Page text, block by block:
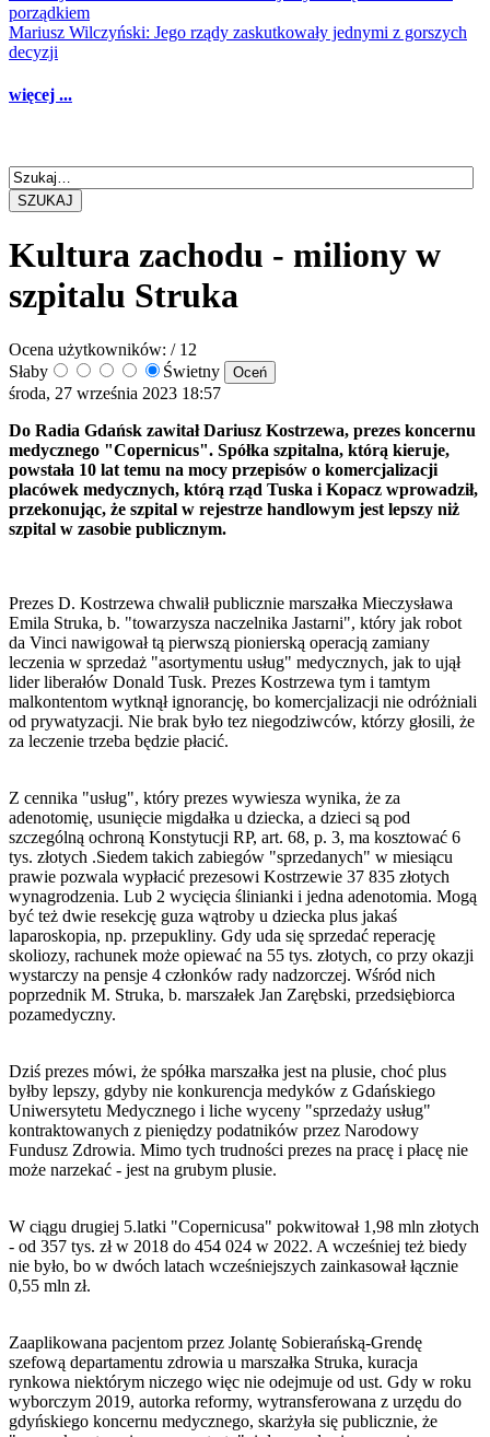
porządkiem
Mariusz Wilczyński: Jego rządy zaskutkowały jednymi z gorszych
decyzji
więcej ...
SZUKAJ
Kultura zachodu - miliony w
szpitalu Struka
Ocena użytkowników: / 12
Słaby
Świetny
środa, 27 września 2023 18:57
Do Radia Gdańsk zawitał Dariusz Kostrzewa, prezes koncernu
medycznego "Copernicus". Spółka szpitalna, którą kieruje,
powstała 10 lat temu na mocy przepisów o komercjalizacji
placówek medycznych, którą rząd Tuska i Kopacz wprowadził,
przekonując, że szpital w rejestrze handlowym jest lepszy niż
szpital w zasobie publicznym.
Prezes D. Kostrzewa chwalił publicznie marszałka Mieczysława
Emila Struka, b. "towarzysza naczelnika Jastarni", który jak robot
da Vinci nawigował tą pierwszą pionierską operacją zamiany
leczenia w sprzedaż "asortymentu usług" medycznych, jak to ujął
lider liberałów Donald Tusk. Prezes Kostrzewa tym i tamtym
malkontentom wytknął ignorancję, bo komercjalizacji nie odróżniali
od prywatyzacji. Nie brak było tez niegodziwców, którzy głosili, że
za leczenie trzeba będzie płacić.
Z cennika "usług", który prezes wywiesza wynika, że za
adenotomię, usunięcie migdałka u dziecka, a dzieci są pod
szczególną ochroną Konstytucji RP, art. 68, p. 3, ma kosztować 6
tys. złotych .Siedem takich zabiegów "sprzedanych" w miesiącu
prawie pozwala wypłacić prezesowi Kostrzewie 37 835 złotych
wynagrodzenia. Lub 2 wycięcia ślinianki i jedna adenotomia. Mogą
być też dwie resekcję guza wątroby u dziecka plus jakaś
laparoskopia, np. przepukliny. Gdy uda się sprzedać reperację
skoliozy, rachunek może opiewać na 55 tys. złotych, co przy okazji
wystarczy na pensje 4 członków rady nadzorczej. Wśród nich
poprzednik M. Struka, b. marszałek Jan Zarębski, przedsiębiorca
pozamedyczny.
Dziś prezes mówi, że spółka marszałka jest na plusie, choć plus
byłby lepszy, gdyby nie konkurencja medyków z Gdańskiego
Uniwersytetu Medycznego i liche wyceny "sprzedaży usług"
kontraktowanych z pieniędzy podatników przez Narodowy
Fundusz Zdrowia. Mimo tych trudności prezes na pracę i płacę nie
może narzekać - jest na grubym plusie.
W ciągu drugiej 5.latki "Copernicusa" pokwitował 1,98 mln złotych
- od 357 tys. zł w 2018 do 454 024 w 2022. A wcześniej też biedy
nie było, bo w dwóch latach wcześniejszych zainkasował łącznie
0,55 mln zł.
Zaaplikowana pacjentom przez Jolantę Sobierańską-Grendę
szefową departamentu zdrowia u marszałka Struka, kuracja
rynkowa niektórym niczego więc nie odejmuje od ust. Gdy w roku
wyborczym 2019, autorka reformy, wytransferowana z urzędu do
gdyńskiego koncernu medycznego, skarżyła się publicznie, że